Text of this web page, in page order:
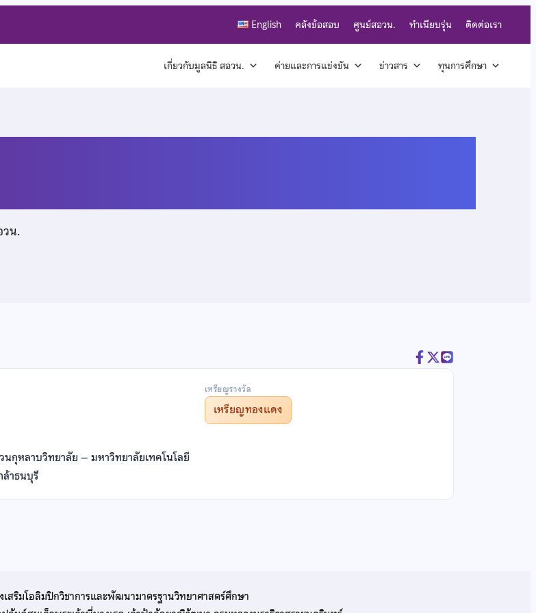
English คลังข้อสอบ ศูนย์สอวน. ทำเนียบรุ่น ติดต่อเรา
เกี่ยวกับมูลนิธิ สอวน. ค่ายและการแข่งขัน ข่าวสาร ทุนการศึกษา
น.
เหรียญรางวัล
เหรียญทองแดง
วนกุหลาบวิทยาลัย – มหาวิทยาลัยเทคโนโลยี
ล้าธนบุรี
สริมโอลิมปิกวิชาการและพัฒนามาตรฐานวิทยาศาสตร์ศึกษา